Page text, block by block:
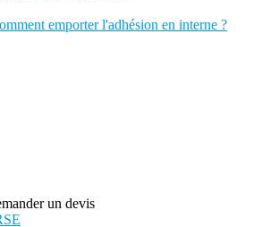
emporter l'adhésion en interne ?
un devis